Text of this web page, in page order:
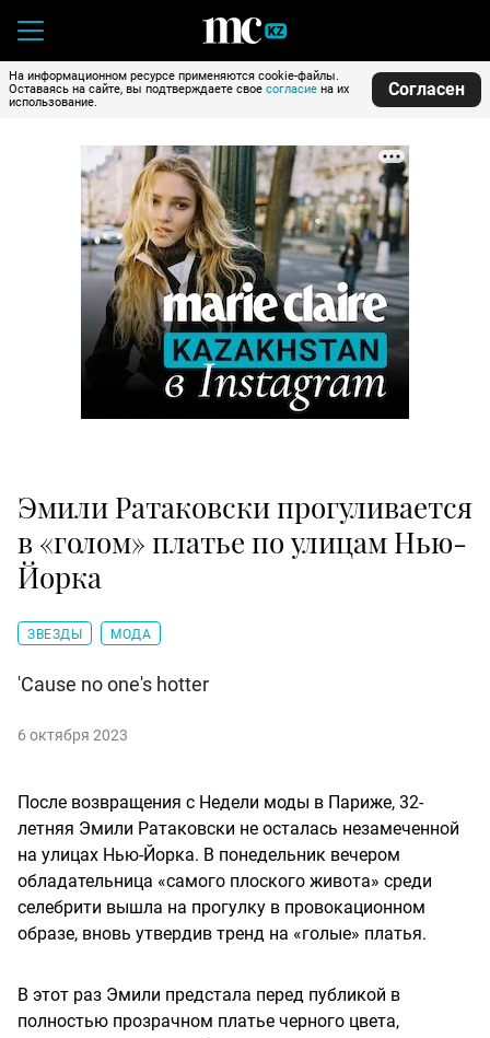
На информационном ресурсе применяются cookie-файлы.
Оставаясь на сайте, вы подтверждаете свое согласие на их
использование.
Согласен
Эмили Ратаковски прогуливается
в «голом» платье по улицам Нью-
Йорка
ЗВЕЗДЫ МОДА
'Cause no one's hotter
6 октября 2023
После возвращения с Недели моды в Париже, 32-
летняя Эмили Ратаковски не осталась незамеченной
на улицах Нью-Йорка. В понедельник вечером
обладательница «самого плоского живота» среди
селебрити вышла на прогулку в провокационном
образе, вновь утвердив тренд на «голые» платья.
В этот раз Эмили предстала перед публикой в
полностью прозрачном платье черного цвета,